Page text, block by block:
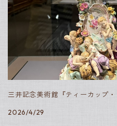
三井記念美術館『ティーカップ・
2026/4/29